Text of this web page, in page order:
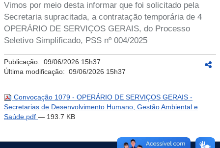
Vimos por meio desta informar que foi solicitado pela
Secretaria supracitada, a contratação temporária de 4
OPERÁRIO DE SERVIÇOS GERAIS, do Processo
Seletivo Simplificado, PSS nº 004/2025
Publicação: 09/06/2026 15h37
Última modificação: 09/06/2026 15h37
Convocação 1079 - OPERÁRIO DE SERVIÇOS GERAIS -
Secretarias de Desenvolvimento Humano, Gestão Ambiental e
Saúde.pdf — 193.7 KB